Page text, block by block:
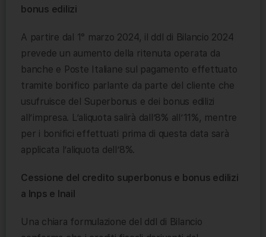
bonus edilizi
A partire dal 1° marzo 2024, il ddl di Bilancio 2024
prevede un aumento della ritenuta operata da
banche e Poste Italiane sul pagamento effettuato
tramite bonifico parlante da parte del cliente che
usufruisce del Superbonus e dei bonus edilizi
all’impresa. L’aliquota salirà dall’8% all’11%, mentre
per i bonifici effettuati prima di questa data sarà
applicata l’aliquota dell’8%.
Cessione del credito superbonus e bonus edilizi
a Inps e Inail
Una chiara formulazione del ddl di Bilancio